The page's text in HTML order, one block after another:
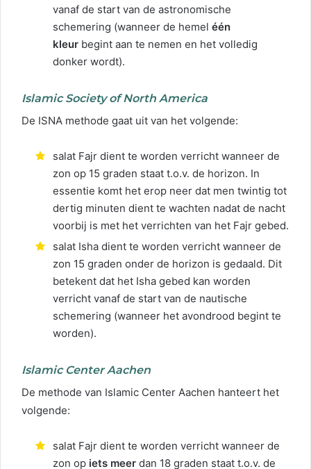
vanaf de start van de astronomische
schemering (wanneer de hemel één
kleur begint aan te nemen en het volledig
donker wordt).
Islamic Society of North America
De ISNA methode gaat uit van het volgende:
salat Fajr dient te worden verricht wanneer de
zon op 15 graden staat t.o.v. de horizon. In
essentie komt het erop neer dat men twintig tot
dertig minuten dient te wachten nadat de nacht
voorbij is met het verrichten van het Fajr gebed.
salat Isha dient te worden verricht wanneer de
zon 15 graden onder de horizon is gedaald. Dit
betekent dat het Isha gebed kan worden
verricht vanaf de start van de nautische
schemering (wanneer het avondrood begint te
worden).
Islamic Center Aachen
De methode van Islamic Center Aachen hanteert het
volgende:
salat Fajr dient te worden verricht wanneer de
zon op iets meer dan 18 graden staat t.o.v. de